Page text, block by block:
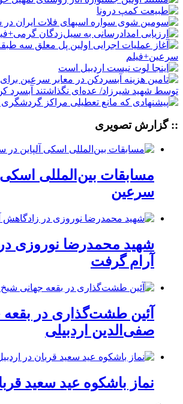
:: گزارش تصویری
مسابقات بین‌المللی اسکی
سرعین
شهید محمدرضا نوروزی
آرام گرفت
آئین طشت‌گذاری در
صفی‌الدین اردبیلی
نماز باشکوه عید سعید